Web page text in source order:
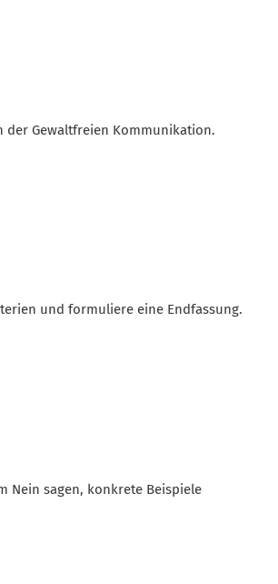
der Gewaltfreien Kommunikation.
und formuliere eine Endfassung.
Nein sagen, konkrete Beispiele